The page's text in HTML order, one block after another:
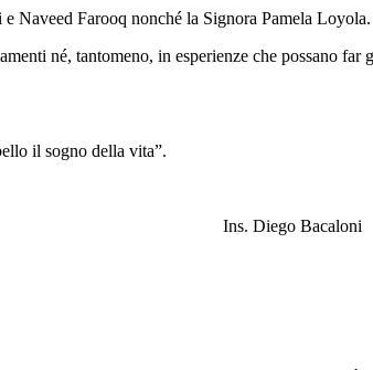
Naveed Farooq nonché la Signora Pamela Loyola.
né, tantomeno, in esperienze che possano
il sogno della vita”.